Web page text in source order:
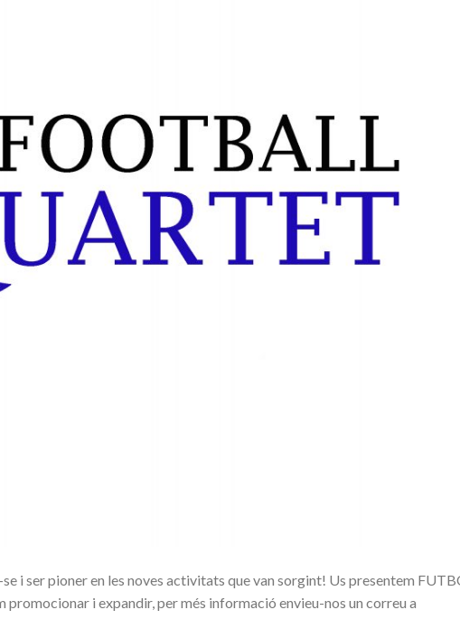
i ser pioner en les noves activitats que van sorgint! Us presentem
promocionar i expandir, per més informació envieu-nos un correu a